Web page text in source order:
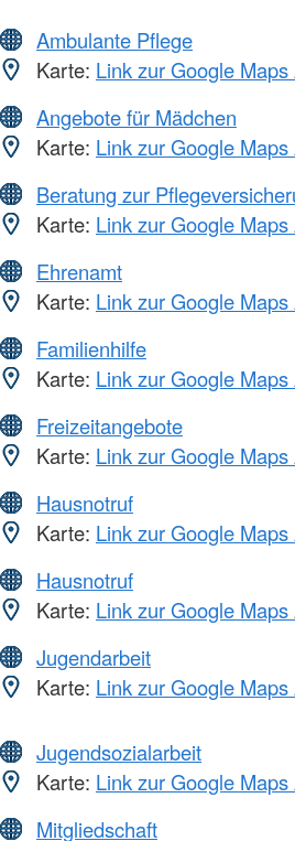
Ambulante Pflege
Karte: Link zur Google
Angebote für Mädchen
Karte: Link zur Google
Beratung zur
Karte: Link zur Google
Ehrenamt
Karte: Link zur Google
Familienhilfe
Karte: Link zur Google
Freizeitangebote
Karte: Link zur Google
Hausnotruf
Karte: Link zur Google
Hausnotruf
Karte: Link zur Google
Jugendarbeit
Karte: Link zur Google
Jugendsozialarbeit
Karte: Link zur Google
Mitgliedschaft